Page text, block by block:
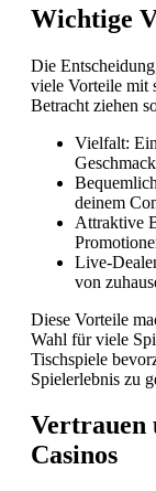
Wichtige
Die
viele Vorteile mit
Betracht ziehen
Vielfalt:
deinem
Attraktive
Live-
von
Diese Vorteile
Wahl für viele
Tischspiele
Spielerlebnis zu
Vertrauen
Casinos